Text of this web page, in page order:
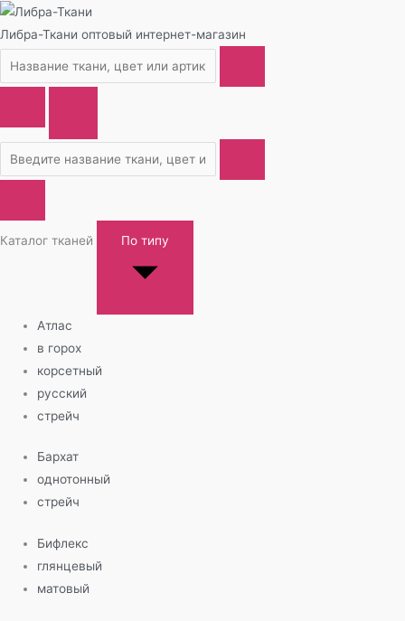
Либра-Ткани оптовый интернет-магазин
Каталог тканей По типу
Атлас
в горох
корсетный
русский
стрейч
Бархат
однотонный
стрейч
Бифлекс
глянцевый
матовый